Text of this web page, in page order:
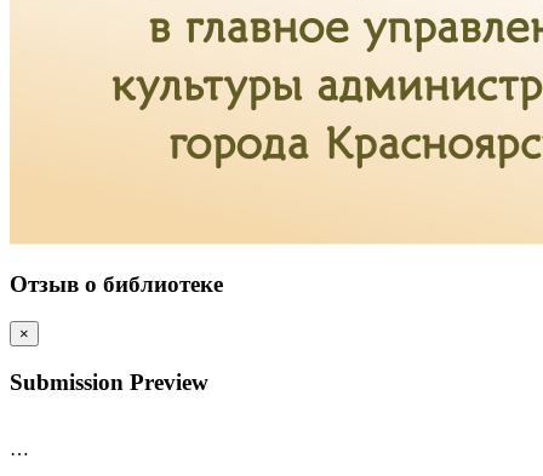
Отзыв о библиотеке
×
Submission Preview
…